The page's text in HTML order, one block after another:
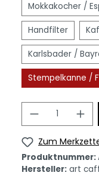
Mokkakocher /
Handfilter
Karlsbader /
Stempelkanne /
Zum
Produktnummer:
Hersteller: art